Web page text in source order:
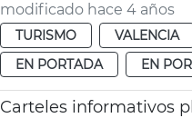
modificado hace 4 años
TURISMO VALENCIA
EN PORTADA
EN
Carteles informativos